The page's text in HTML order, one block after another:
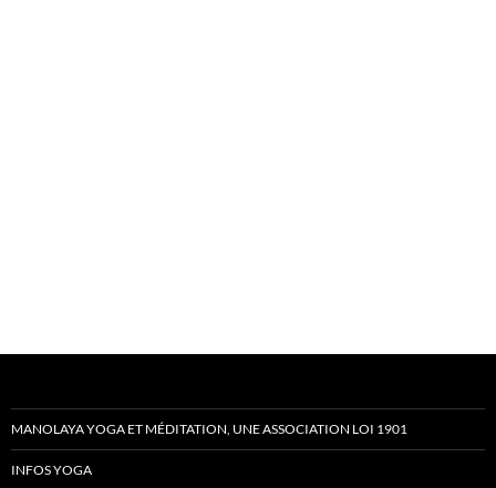
MANOLAYA YOGA ET MÉDITATION, UNE ASSOCIATION LOI 1901
INFOS YOGA